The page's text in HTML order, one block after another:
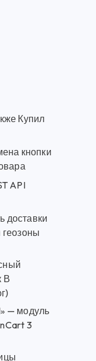
Купил
кнопки
API
доставки
геозоны
В
— модуль
3